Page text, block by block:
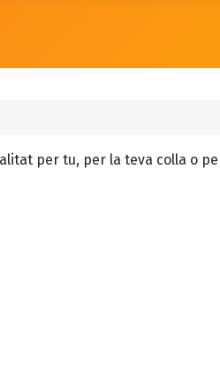
per tu, per la teva colla o